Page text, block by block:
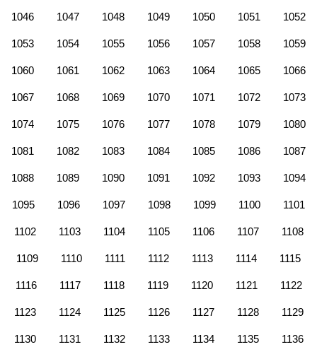
1046 1047 1048 1049 1050 1051 1052
1053 1054 1055 1056 1057 1058 1059
1060 1061 1062 1063 1064 1065 1066
1067 1068 1069 1070 1071 1072 1073
1074 1075 1076 1077 1078 1079 1080
1081 1082 1083 1084 1085 1086 1087
1088 1089 1090 1091 1092 1093 1094
1095 1096 1097 1098 1099 1100 1101
1102 1103 1104 1105 1106 1107 1108
1109 1110 1111 1112 1113 1114 1115
1116 1117 1118 1119 1120 1121 1122
1123 1124 1125 1126 1127 1128 1129
1130 1131 1132 1133 1134 1135 1136